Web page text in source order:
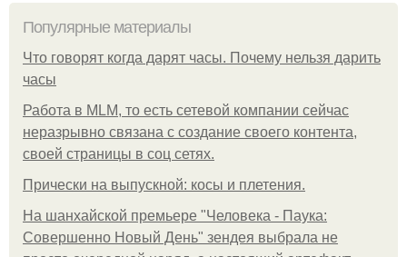
Популярные материалы
Что говорят когда дарят часы. Почему нельзя дарить
часы
Работа в MLM, то есть сетевой компании сейчас
неразрывно связана с создание своего контента,
своей страницы в соц сетях.
Прически на выпускной: косы и плетения.
На шанхайской премьере "Человека - Паука:
Совершенно Новый День" зендея выбрала не